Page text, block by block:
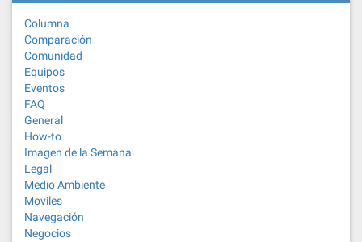
Columna
Comparación
Comunidad
Equipos
Eventos
FAQ
General
How-to
Imagen de la Semana
Legal
Medio Ambiente
Moviles
Navegación
Negocios